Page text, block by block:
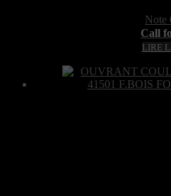
Note
Call
LIRE